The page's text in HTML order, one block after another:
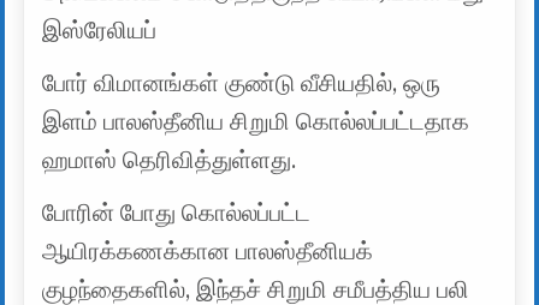
இஸ்ரேலியப்
போர் விமானங்கள் குண்டு வீசியதில், ஒரு
இளம் பாலஸ்தீனிய சிறுமி கொல்லப்பட்டதாக
ஹமாஸ் தெரிவித்துள்ளது.
போரின் போது கொல்லப்பட்ட
ஆயிரக்கணக்கான பாலஸ்தீனியக்
குழந்தைகளில், இந்தச் சிறுமி சமீபத்திய பலி